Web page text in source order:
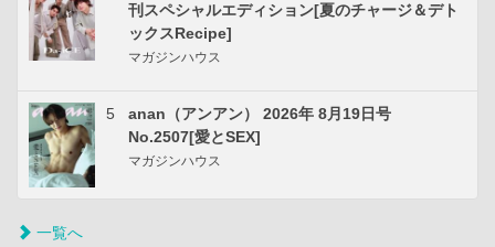
刊スペシャルエディション[夏のチャージ＆デト
ックスRecipe]
マガジンハウス
5
anan（アンアン） 2026年 8月19日号
No.2507[愛とSEX]
マガジンハウス
一覧へ